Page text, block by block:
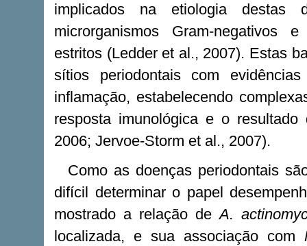
implicados na etiologia destas
microrganismos Gram-negativos
estritos (Ledder et al., 2007). Estas
sítios periodontais com
inflamação, estabelecendo
resposta imunológica e o
2006; Jervoe-Storm et al., 2007).
Como as doenças periodontais
difícil determinar o papel
mostrado a relação deA.
localizada, e sua associação com